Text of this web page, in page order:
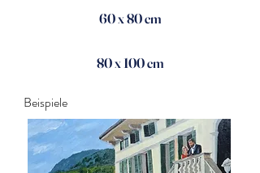
60 x 80 cm
80 x 100 cm
Beispiele